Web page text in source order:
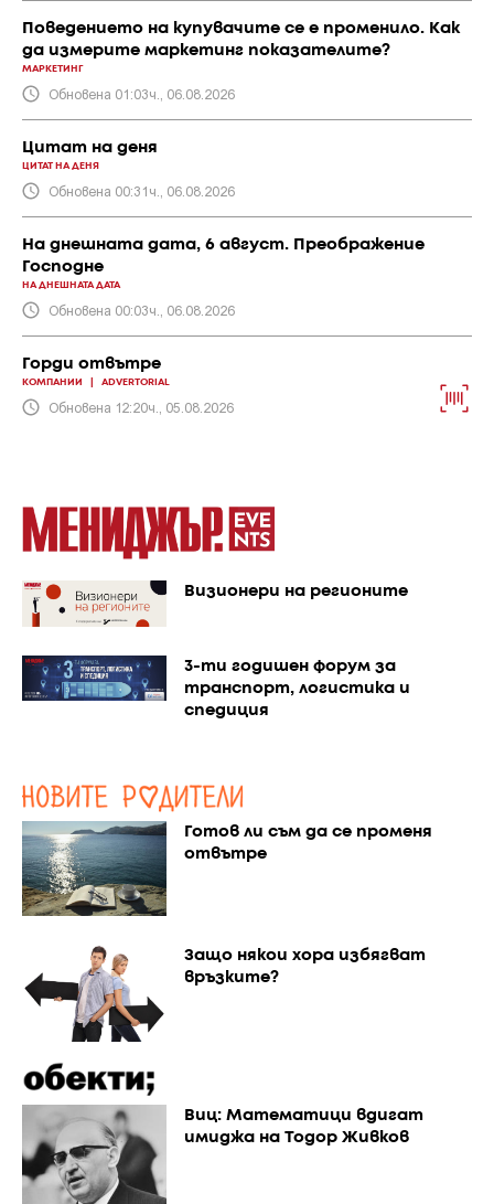
Поведението на купувачите се е променило. Как
да измерите маркетинг показателите?
МАРКЕТИНГ
Обновена 01:03ч., 06.08.2026
Цитат на деня
ЦИТАТ НА ДЕНЯ
Обновена 00:31ч., 06.08.2026
На днешната дата, 6 август. Преображение
Господне
НА ДНЕШНАТА ДАТА
Обновена 00:03ч., 06.08.2026
Горди отвътре
КОМПАНИИ ADVERTORIAL
Обновена 12:20ч., 05.08.2026
Визионери на регионите
3-ти годишен форум за
транспорт, логистика и
спедиция
Готов ли съм да се променя
отвътре
Защо някои хора избягват
връзките?
Виц: Математици вдигат
имиджа на Тодор Живков